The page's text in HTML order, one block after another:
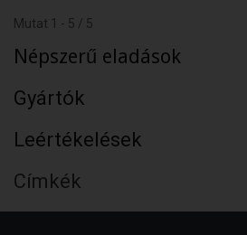
Mutat 1 - 5 / 5
Népszerű eladások
Gyártók
Leértékelések
Címkék